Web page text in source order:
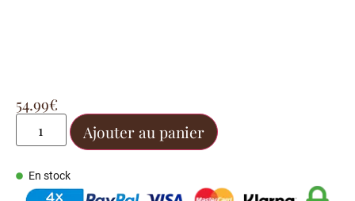
54.99€
Ajouter au panier
En stock